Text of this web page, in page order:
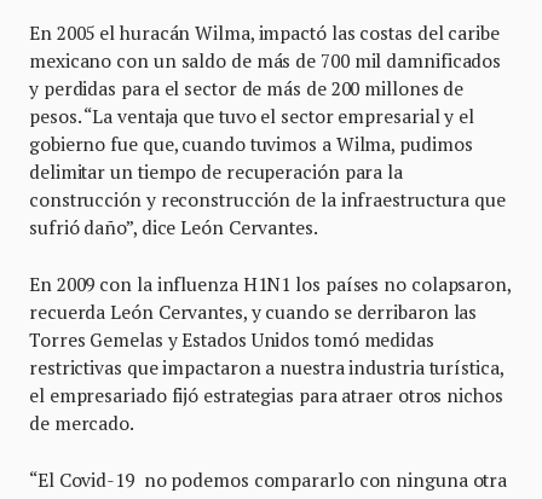
En 2005 el huracán Wilma, impactó las costas del caribe
mexicano con un saldo de más de 700 mil damnificados
y perdidas para el sector de más de 200 millones de
pesos. “La ventaja que tuvo el sector empresarial y el
gobierno fue que, cuando tuvimos a Wilma, pudimos
delimitar un tiempo de recuperación para la
construcción y reconstrucción de la infraestructura que
sufrió daño”, dice León Cervantes.
En 2009 con la influenza H1N1 los países no colapsaron,
recuerda León Cervantes, y cuando se derribaron las
Torres Gemelas y Estados Unidos tomó medidas
restrictivas que impactaron a nuestra industria turística,
el empresariado fijó estrategias para atraer otros nichos
de mercado.
“El Covid-19 no podemos compararlo con ninguna otra